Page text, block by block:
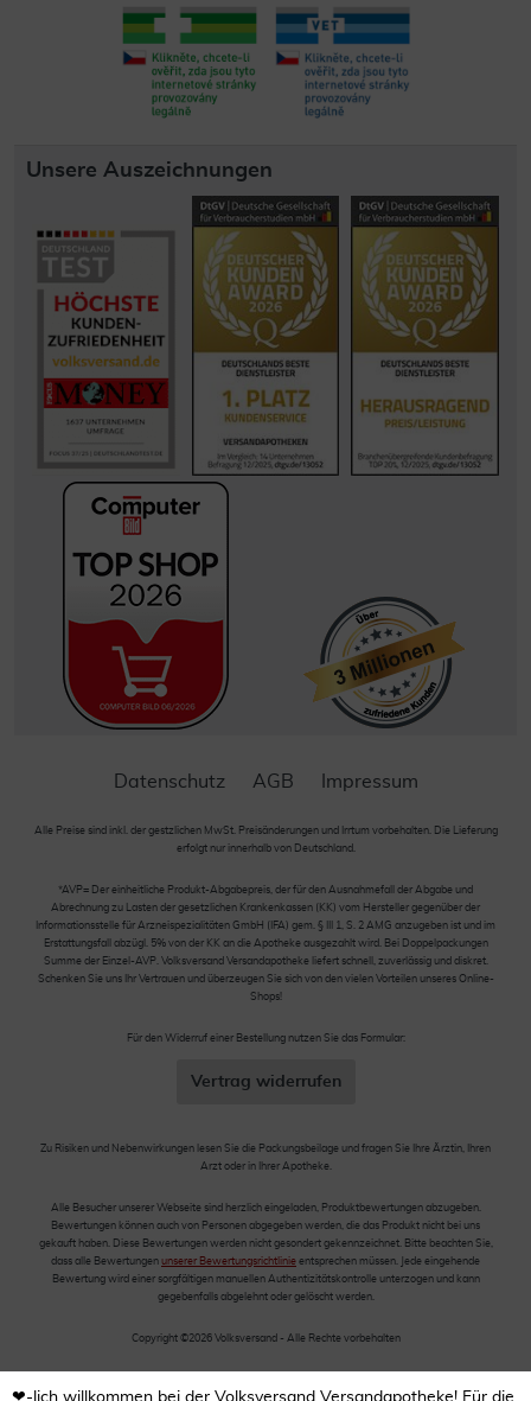
Unsere Auszeichnungen
Datenschutz AGB Impressum
Alle Preise sind inkl. der gestzlichen MwSt. Preisänderungen und Irrtum vorbehalten. Die Lieferung
erfolgt nur innerhalb von Deutschland.
*AVP= Der einheitliche Produkt-Abgabepreis, der für den Ausnahmefall der Abgabe und
Abrechnung zu Lasten der gesetzlichen Krankenkassen (KK) vom Hersteller gegenüber der
Informationsstelle für Arzneispezialitäten GmbH (IFA) gem. § III 1, S. 2 AMG anzugeben ist und im
Erstattungsfall abzügl. 5% von der KK an die Apotheke ausgezahlt wird. Bei Doppelpackungen
Summe der Einzel-AVP. Volksversand Versandapotheke liefert schnell, zuverlässig und diskret.
Schenken Sie uns Ihr Vertrauen und überzeugen Sie sich von den vielen Vorteilen unseres Online-
Shops!
Für den Widerruf einer Bestellung nutzen Sie das Formular:
Vertrag widerrufen
Zu Risiken und Nebenwirkungen lesen Sie die Packungsbeilage und fragen Sie Ihre Ärztin, Ihren
Arzt oder in Ihrer Apotheke.
Alle Besucher unserer Webseite sind herzlich eingeladen, Produktbewertungen abzugeben.
Bewertungen können auch von Personen abgegeben werden, die das Produkt nicht bei uns
gekauft haben. Diese Bewertungen werden nicht gesondert gekennzeichnet. Bitte beachten Sie,
dass alle Bewertungen unserer Bewertungsrichtlinie entsprechen müssen. Jede eingehende
Bewertung wird einer sorgfältigen manuellen Authentizitätskontrolle unterzogen und kann
gegebenfalls abgelehnt oder gelöscht werden.
Copyright ©2026 Volksversand - Alle Rechte vorbehalten
❤-lich willkommen bei der Volksversand Versandapotheke! Für die